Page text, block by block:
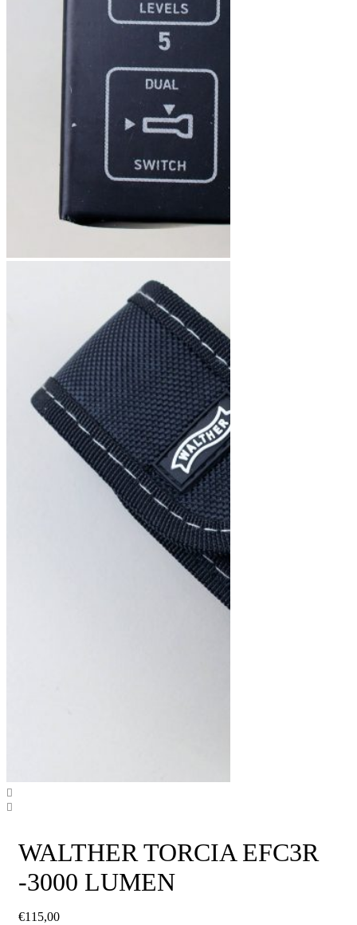
WALTHER TORCIA EFC3R
-3000 LUMEN
€115,00